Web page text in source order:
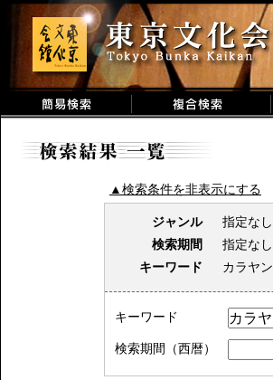
▲検索条件を非表示にする
ジャンル
指定なし
検索期間
指定なし
キーワード
カラヤン
キーワード
検索期間（西暦）